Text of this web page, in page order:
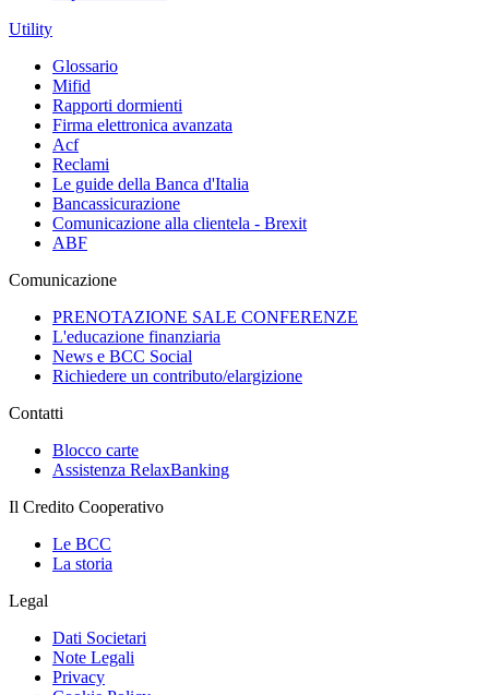
Utility
Glossario
Mifid
Rapporti dormienti
Firma elettronica avanzata
Acf
Reclami
Le guide della Banca d'Italia
Bancassicurazione
Comunicazione alla clientela - Brexit
ABF
Comunicazione
PRENOTAZIONE SALE CONFERENZE
L'educazione finanziaria
News e BCC Social
Richiedere un contributo/elargizione
Contatti
Blocco carte
Assistenza RelaxBanking
Il Credito Cooperativo
Le BCC
La storia
Legal
Dati Societari
Note Legali
Privacy